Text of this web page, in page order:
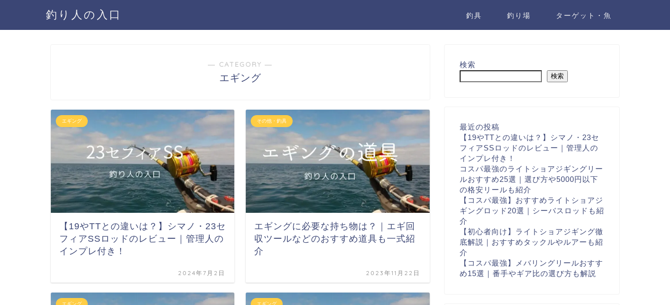
釣り人の入口 釣具 釣り場 ターゲット・魚
― CATEGORY ―
エギング
エギング
【19やTTとの違いは？】シマノ・23セ
フィアSSロッドのレビュー｜管理人の
インプレ付き！
2024年7月2日
その他・釣具
エギングに必要な持ち物は？｜エギ回
収ツールなどのおすすめ道具も一式紹
介
2023年11月22日
エギング エギング
検索
検索
最近の投稿
【19やTTとの違いは？】シマノ・23セ
フィアSSロッドのレビュー｜管理人の
インプレ付き！
コスパ最強のライトショアジギングリー
ルおすすめ25選｜選び方や5000円以下
の格安リールも紹介
【コスパ最強】おすすめライトショアジ
ギングロッド20選｜シーバスロッドも紹
介
【初心者向け】ライトショアジギング徹
底解説｜おすすめタックルやルアーも紹
介
【コスパ最強】メバリングリールおすす
め15選｜番手やギア比の選び方も解説